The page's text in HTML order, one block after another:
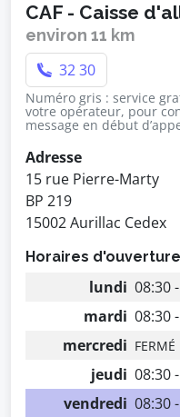
CAF - Caisse
environ 11 km
32 30
Numéro gris : service
votre opérateur, pour
message en début
Adresse
15 rue Pierre-Marty
BP 219
15002 Aurillac Cedex
Horaires d'ouverture
lundi 08:30
mardi 08:30
mercredi FERMÉ
jeudi 08:30
vendredi 08:30